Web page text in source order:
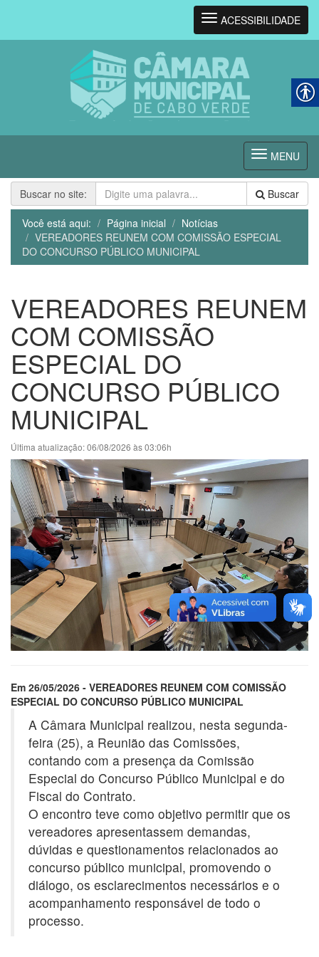
Navegação
ACESSIBILIDADE
Navegação
MENU
Buscar no site: Buscar
Você está aqui: Página inicial
Notícias
VEREADORES REUNEM COM COMISSÃO ESPECIAL
DO CONCURSO PÚBLICO MUNICIPAL
VEREADORES REUNEM
COM COMISSÃO
ESPECIAL DO
CONCURSO PÚBLICO
MUNICIPAL
Última atualização: 06/08/2026 às 03:06h
Em 26/05/2026 - VEREADORES REUNEM COM COMISSÃO
ESPECIAL DO CONCURSO PÚBLICO MUNICIPAL
A Câmara Municipal realizou, nesta segunda-
feira (25), a Reunião das Comissões,
contando com a presença da Comissão
Especial do Concurso Público Municipal e do
Fiscal do Contrato.
O encontro teve como objetivo permitir que os
vereadores apresentassem demandas,
dúvidas e questionamentos relacionados ao
concurso público municipal, promovendo o
diálogo, os esclarecimentos necessários e o
acompanhamento responsável de todo o
processo.